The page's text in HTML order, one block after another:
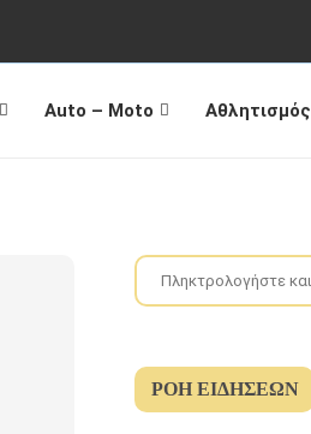
Auto – Moto Αθλητισμός
ΡΟΉ ΕΙΔΉΣΕΩΝ